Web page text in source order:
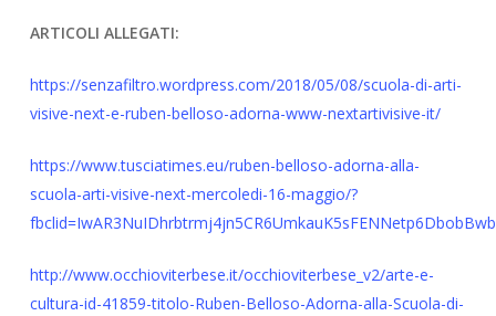
ARTICOLI ALLEGATI:
https://senzafiltro.wordpress.com/2018/05/08/scuola-di-arti-
visive-next-e-ruben-belloso-adorna-www-nextartivisive-it/
https://www.tusciatimes.eu/ruben-belloso-adorna-alla-
scuola-arti-visive-next-mercoledi-16-maggio/?
http://www.occhioviterbese.it/occhioviterbese_v2/arte-e-
cultura-id-41859-titolo-Ruben-Belloso-Adorna-alla-Scuola-di-